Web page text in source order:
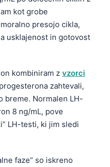
kot grobe
presojo cikla,
usklajenost in gotovost
kombiniram z vzorci
zahtevali,
breme. Normalen LH-
8 ng/mL, pove
LH-testi, ki jim sledi
faze” so iskreno